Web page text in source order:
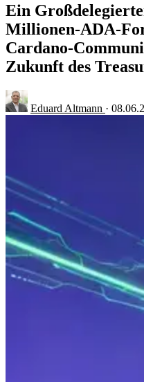
Ein
Millionen-ADA-
Cardano-
Zukunft des
Eduard Altmann ·